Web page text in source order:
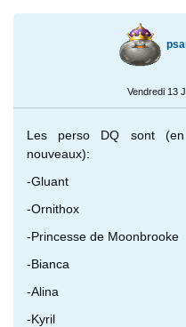
Vendredi 13
Les perso DQ sont
nouveaux):
-Gluant
-Ornithox
-Princesse de Moonbrooke
-Bianca
-Alina
-Kyril